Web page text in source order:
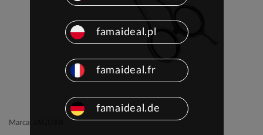
Marca: JAGUAR
famaideal.pl
famaideal.fr
famaideal.de